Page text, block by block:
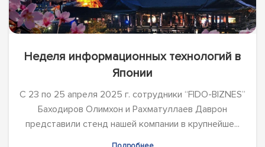
Неделя информационных технологий в
Японии
С 23 по 25 апреля 2025 г. сотрудники “FIDO-BIZNES”
Баходиров Олимхон и Рахматуллаев Даврон
представили стенд нашей компании в крупнейше...